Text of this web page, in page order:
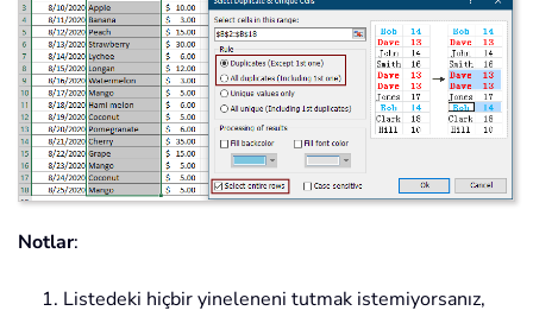
Notlar:
1. Listedeki hiçbir yineleneni tutmak istemiyorsanız,